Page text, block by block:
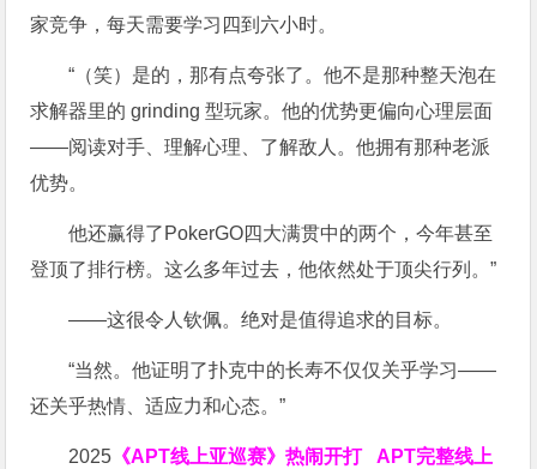
家竞争，每天需要学习四到六小时。
“（笑）是的，那有点夸张了。他不是那种整天泡在
求解器里的 grinding 型玩家。他的优势更偏向心理层面
——阅读对手、理解心理、了解敌人。他拥有那种老派
优势。
他还赢得了PokerGO四大满贯中的两个，今年甚至
登顶了排行榜。这么多年过去，他依然处于顶尖行列。”
——这很令人钦佩。绝对是值得追求的目标。
“当然。他证明了扑克中的长寿不仅仅关乎学习——
还关乎热情、适应力和心态。”
2025 《APT线上亚巡赛》热闹开打
APT完整线上